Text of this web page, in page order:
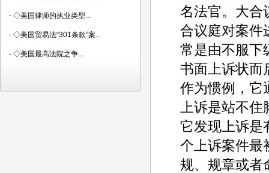
名法官。大合
合议庭对案件
常是由不服下
书面上诉状而
作为惯例，它
上诉是站不
它发现上诉是
个上诉案件最
规、规章或者
- ◇美国律师的执业类型...
- ◇美国贸易法“301条款”案...
- ◇美国最高法院之争...